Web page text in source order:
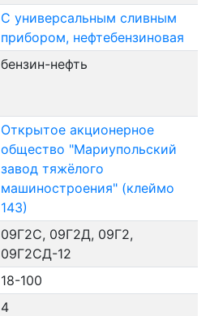
С универсальным сливным
прибором, нефтебензиновая
бензин-нефть
Открытое акционерное
общество "Мариупольский
завод тяжёлого
машиностроения" (клеймо
143)
09Г2С, 09Г2Д, 09Г2,
09Г2СД-12
18-100
4